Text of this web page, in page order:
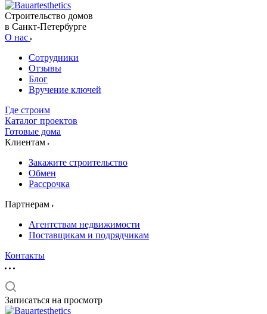
Строительство домов
в Санкт-Петербурге
О нас
Сотрудники
Отзывы
Блог
Вручение ключей
Где строим
Каталог проектов
Готовые дома
Клиентам
Закажите строительство
Обмен
Рассрочка
Партнерам
Агентствам недвижимости
Поставщикам и подрядчикам
Контакты
Записаться на просмотр